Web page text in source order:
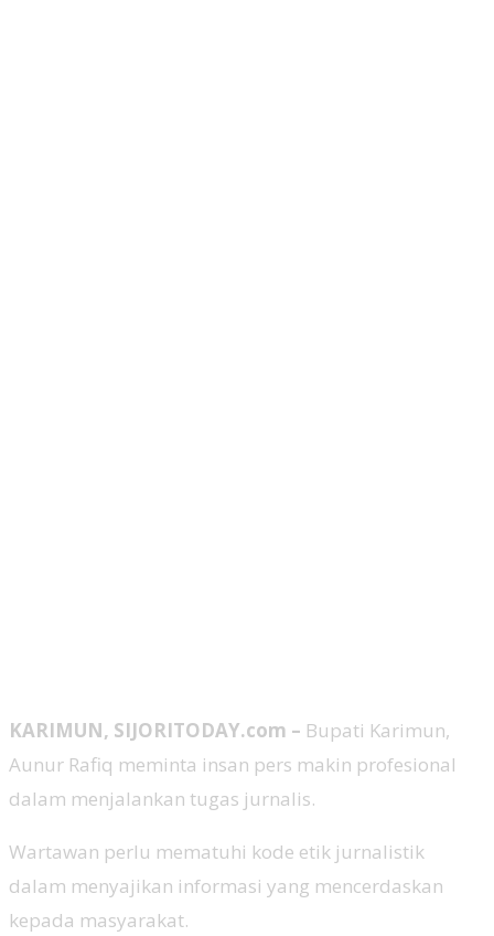
KARIMUN, SIJORITODAY.com – Bupati Karimun,
Aunur Rafiq meminta insan pers makin profesional
dalam menjalankan tugas jurnalis.
Wartawan perlu mematuhi kode etik jurnalistik
dalam menyajikan informasi yang mencerdaskan
kepada masyarakat.